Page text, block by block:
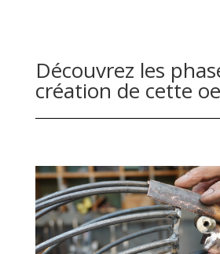
Découvrez les
création de cette